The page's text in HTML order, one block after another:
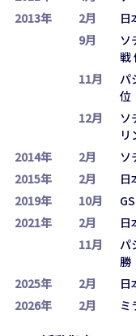
2013年
2月
日
9月
ソ
戦
11月
パ
位
12月
ソ
2014年
2月
ソ
2015年
2月
日
2019年
10月
2021年
2月
日
11月
パ
勝
2025年
2月
日
2026年
2月 ミ